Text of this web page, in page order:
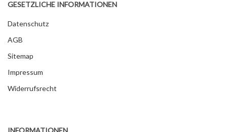
GESETZLICHE INFORMATIONEN
Datenschutz
AGB
Sitemap
Impressum
Widerrufsrecht
INFORMATIONEN